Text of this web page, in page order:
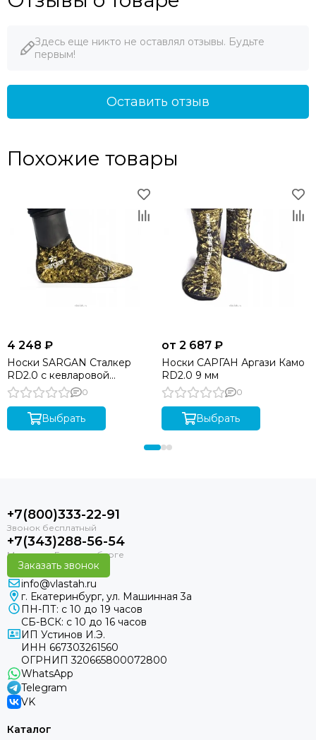
Здесь еще никто не оставлял отзывы. Будьте
первым!
Оставить отзыв
Похожие товары
4 248 ₽
Носки SARGAN Сталкер
RD2.0 с кевларовой
подошвой 9 мм
0
Выбрать
от 2 687 ₽
Носки САРГАН Аргази Камо
RD2.0 9 мм
0
Выбрать
+7(800)333-22-91
+7(343)288-56-54
Заказать звонок
info@vlastah.ru
г. Екатеринбург, ул. Машинная 3а
ПН-ПТ: с 10 до 19 часов
СБ-ВСК: с 10 до 16 часов
ИП Устинов И.Э.
ИНН 667303261560
ОГРНИП 320665800072800
WhatsApp
Telegram
VK
Каталог